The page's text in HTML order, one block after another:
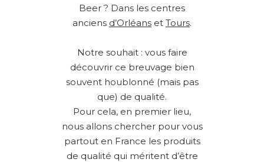
Beer ? Dans les centres
anciens d’Orléans et Tours.
Notre souhait : vous faire
découvrir ce breuvage bien
souvent houblonné (mais pas
que) de qualité.
Pour cela, en premier lieu,
nous allons chercher pour vous
partout en France les produits
de qualité qui méritent d’être